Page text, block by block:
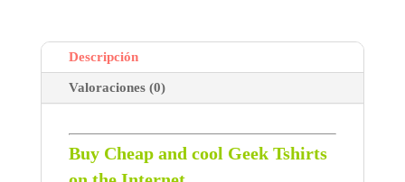
Descripción
Valoraciones (0)
Buy Cheap and cool Geek Tshirts